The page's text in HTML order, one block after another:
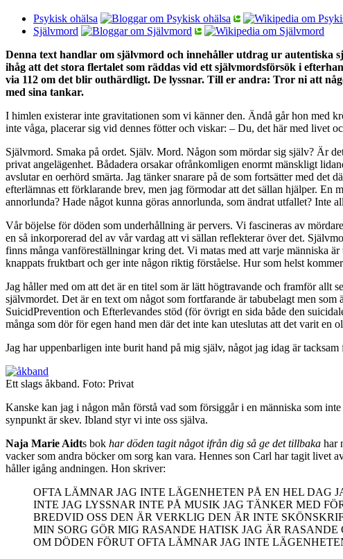
Psykisk ohälsa
Självmord
Denna text handlar om självmord och innehåller utdrag ur autentiska
ihåg att det stora flertalet som räddas vid ett självmordsförsök i
via 112 om det blir outhärdligt. De lyssnar. Till er andra: Tror ni att
med sina tankar.
I himlen existerar inte gravitationen som vi känner den. Ändå går hon med
inte våga, placerar sig vid dennes fötter och viskar: – Du, det här med livet
Självmord. Smaka på ordet. Själv. Mord. Någon som mördar sig själv? Är
privat angelägenhet. Bådadera orsakar ofrånkomligen enormt mänskligt
avslutar en oerhörd smärta. Jag tänker snarare på de som fortsätter med det
efterlämnas ett förklarande brev, men jag förmodar att det sällan hjälper.
annorlunda? Hade något kunna göras annorlunda, som ändrat utfallet? Inte
Vår böjelse för döden som underhållning är pervers. Vi fascineras av
en så inkorporerad del av vår vardag att vi sällan reflekterar över det.
finns många vanföreställningar kring det. Vi matas med att varje människa
knappats fruktbart och ger inte någon riktig förståelse. Hur som helst
Jag håller med om att det är en titel som är lätt högtravande och framför allt
självmordet. Det är en text om något som fortfarande är tabubelagt men
SuicidPrevention och Efterlevandes stöd (för övrigt en sida både den
många som dör för egen hand men där det inte kan uteslutas att det varit
Jag har uppenbarligen inte burit hand på mig själv, något jag idag är
Ett slags åkband. Foto: Privat
Kanske kan jag i någon mån förstå vad som försiggår i en människa som
synpunkt är skev. Ibland styr vi inte oss själva.
Naja Marie Aidts bok har döden tagit något ifrån dig så ge det tillbaka har
vacker som andra böcker om sorg kan vara. Hennes son Carl har tagit livet
håller igång andningen. Hon skriver:
OFTA LÄMNAR JAG INTE LÄGENHETEN PÅ EN HEL DAG
INTE JAG LYSSNAR INTE PÅ MUSIK JAG TÄNKER MED
BREDVID OSS DEN ÄR VERKLIG DEN ÄR INTE
MIN SORG GÖR MIG RASANDE HATISK JAG ÄR
OM DÖDEN FÖRUT OFTA LÄMNAR JAG INTE